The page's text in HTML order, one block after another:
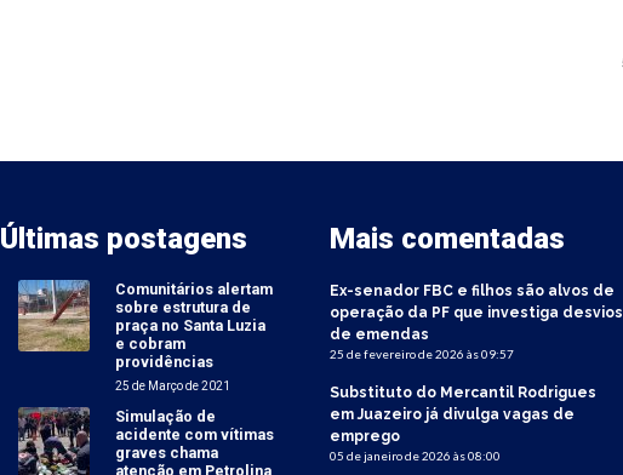
Últimas postagens
Comunitários alertam
sobre estrutura de
praça no Santa Luzia
e cobram
providências
25 de Março de 2021
Simulação de
acidente com vítimas
graves chama
atenção em Petrolina
Mais comentadas
Ex-senador FBC e filhos são alvos de
operação da PF que investiga desvios
de emendas
25 de fevereiro de 2026 às 09:57
Substituto do Mercantil Rodrigues
em Juazeiro já divulga vagas de
emprego
05 de janeiro de 2026 às 08:00